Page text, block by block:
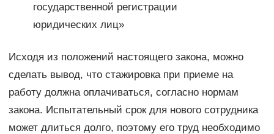
государственной регистрации
юридических лиц»
Исходя из положений настоящего закона, можно
сделать вывод, что стажировка при приеме на
работу должна оплачиваться, согласно нормам
закона. Испытательный срок для нового сотрудника
может длиться долго, поэтому его труд необходимо